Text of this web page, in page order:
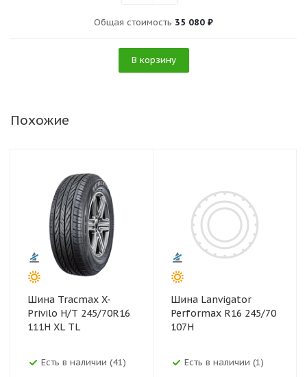
Общая стоимость 35 080 ₽
В корзину
Похожие
Шина Tracmax X-
Privilo H/T 245/70R16
111H XL TL
Есть в наличии (41)
Шина Lanvigator
Performax R16 245/70
107H
Есть в наличии (1)